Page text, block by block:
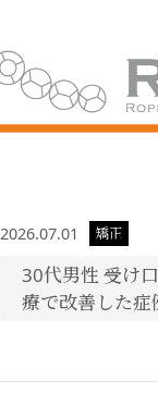
2026.07.01 矯正
30代男性 受け
療で改善した症